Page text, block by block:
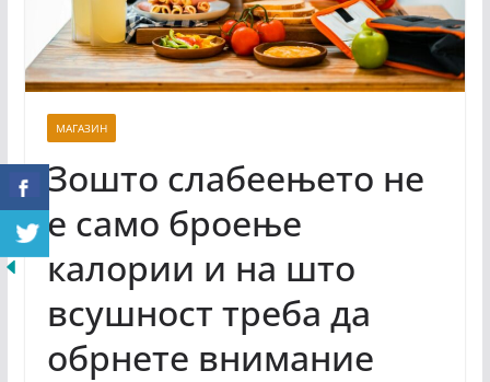
МАГАЗИН
Зошто слабеењето не
е само броење
калории и на што
всушност треба да
обрнете внимание